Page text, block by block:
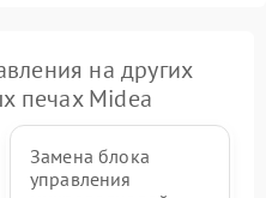
на других
печах Midea
Замена блока
управления